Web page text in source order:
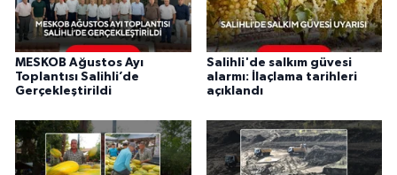
MESKOB Ağustos Ayı
Toplantısı Salihli’de
Gerçekleştirildi
Salihli'de salkım güvesi
alarmı: İlaçlama tarihleri
açıklandı